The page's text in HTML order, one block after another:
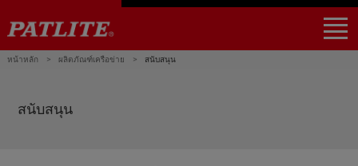
ผลิตภัณฑ์NHV4 / NHV6
NHB4 / NHB6
LA6-POE
WE-LAN
LR5-LAN
NE-USB
LR6-USB
PHE-3FB3-RYG
NBM-D88NN
PHC-D08N
การใช้งาน
พันธมิตร
สนับสนุน
หน้าหลัก ผลิตภัณฑ์เครือข่าย สนับสนุน
สนับสนุน